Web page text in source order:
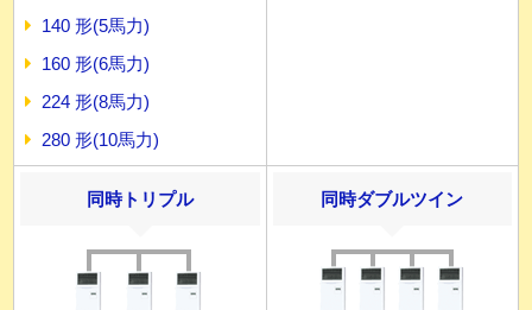
140 形(5馬力)
160 形(6馬力)
224 形(8馬力)
280 形(10馬力)
同時トリプル 同時ダブルツイン